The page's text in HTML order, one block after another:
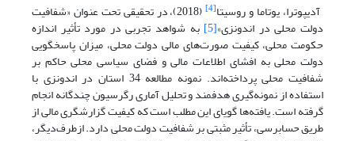
آدیپوترا، یوتاما و روسیتا[4] (2018)، در تحقیقی تحت عنوان «شفافیت
دولت محلی در اندونزی»[5] به شواهد تجربی در مورد تأثیر اندازه
حکومت محلی، کیفیت صورت‌های مالی دولت محلی، میزان پاسخگویی
دولت محلی به افشای اطلاعات مالی و فضای سیاسی محلی حاکم بر
شفافیت محلی پرداخته‌اند. نمونه مطالعه 34 استان در اندونزی با
استفاده از نمونه‌گیری هدفمند و تحلیل آماری رگرسیون چندگانه انجام
گرفته است. یافته‌ها گویای این مطلب است که کیفیت گزارشگری مالی از
طریق حسابرسی، تأثیر مثبتی بر شفافیت دولت محلی دارد. از‌طرف‌دیگر،